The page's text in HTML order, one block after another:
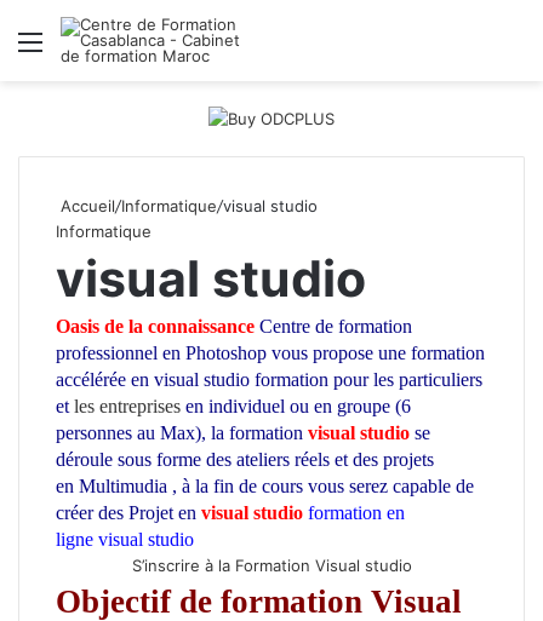
Menu
Accueil/Informatique/visual studio
Informatique
visual studio
Oasis de la connaissance Centre de formation
professionnel en Photoshop vous propose une formation
accélérée en visual studio formation pour les particuliers
et les entreprises en individuel ou en groupe (6
personnes au Max), la formation visual studio se
déroule sous forme des ateliers réels et des projets
en Multimudia , à la fin de cours vous serez capable de
créer des Projet en visual studio formation en
ligne visual studio
S’inscrire à la Formation Visual studio
Objectif de formation Visual